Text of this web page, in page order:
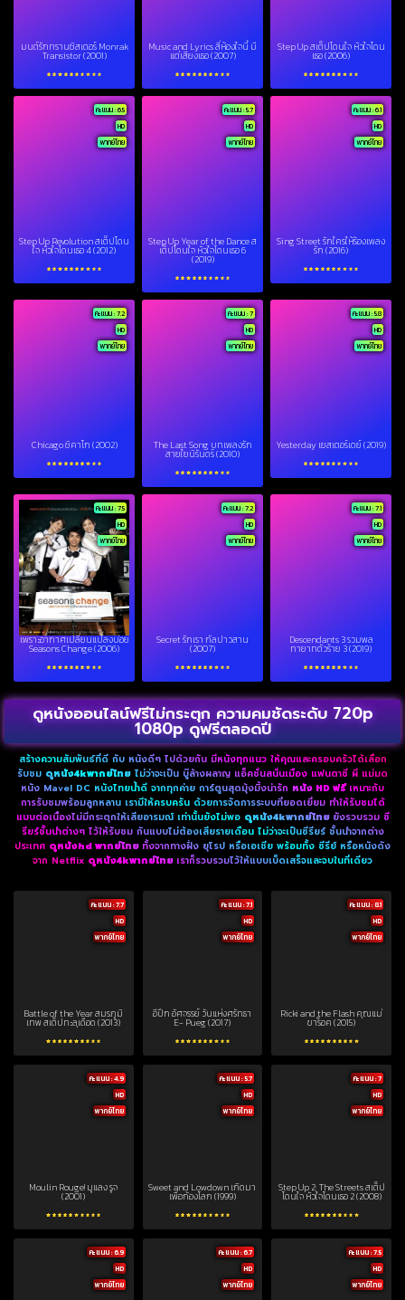
มนต์รักทรานซิสเตอร์ Monrak
Transistor (2001)
Music and Lyrics สี่ห้องใจนี้ มี
แต่เสียงเธอ (2007)
Step Up สเต็ปโดนใจ หัวใจโดน
เธอ (2006)
คะแนน : 6.5
HD
พากย์ไทย
Step Up Revolution สเต็ปโดน
ใจ หัวใจโดนเธอ 4 (2012)
คะแนน : 5.7
HD
พากย์ไทย
Step Up Year of the Dance ส
เต็ปโดนใจ หัวใจโดนเธอ 6
(2019)
คะแนน : 6.1
HD
พากย์ไทย
Sing Street รักใครให้ร้องเพลง
รัก (2016)
คะแนน : 7.2
HD
พากย์ไทย
Chicago ชิคาโก (2002)
คะแนน : 7
HD
พากย์ไทย
The Last Song บทเพลงรัก
สายใยนิรันดร์ (2010)
คะแนน : 5.8
HD
พากย์ไทย
Yesterday เยสเตอร์เดย์ (2019)
คะแนน : 7.5
HD
พากย์ไทย
เพราะอากาศเปลี่ยนแปลงบ่อย
Seasons Change (2006)
คะแนน : 7.2
HD
พากย์ไทย
Secret รักเรา กัลปาวสาน
(2007)
คะแนน : 7.1
HD
พากย์ไทย
Descendants 3 รวมพล
ทายาทตัวร้าย 3 (2019)
ดูหนังออนไลน์ฟรีไม่กระตุก ความคมชัดระดับ 720p
1080p ดูฟรีตลอดปี
สร้างความสัมพันธ์ที่ดี กับ หนังดีๆ ไปด้วยกัน มีหนังทุกแนว ให้คุณและครอบครัวได้เลือก
รับชม ดูหนัง4kพากย์ไทย ไม่ว่าจะเป็น บู๊ล้างผลาญ แอ็คชั่นสนั่นเมือง แฟนตาซี ผี แม่มด
หนัง Mavel DC หนังไทยน้ำดี จากทุกค่าย การ์ตูนสุดมุ้งมิ้งน่ารัก หนัง HD ฟรี เหมาะกับ
การรับชมพร้อมลูกหลาน เรามีให้ครบครัน ด้วยการจัดการระบบที่ยอดเยี่ยม ทำให้รับชมได้
แบบต่อเนื่องไม่มีกระตุกให้เสียอารมณ์ เท่านั้นยังไม่พอ ดูหนัง4kพากย์ไทย ยังรวบรวม ซี
รียร์ชั้นนำต่างๆ ไว้ให้รับชม กันแบบไม่ต้องเสียรายเดือน ไม่ว่าจะเป็นซีรียร์ ชั้นนำจากต่าง
ประเทศ ดูหนังhd พากย์ไทย ทั้งจากทางฝั่ง ยุโรป หรือเอเชีย พร้อมทั้ง ซีรีย์ หรือหนังดัง
จาก Netflix ดูหนัง4kพากย์ไทย เราก็รวบรวมไว้ให้แบบเบ็ดเสร็จและจบในที่เดียว
คะแนน : 7.7
HD
พากย์ไทย
Battle of the Year สมรภูมิ
เทพ สเต็ปทะลุเดือด (2013)
คะแนน : 7.1
HD
พากย์ไทย
อีปึก อัศจรรย์ วันแห่งศรัทธา
E- Pueg (2017)
คะแนน : 8.1
HD
พากย์ไทย
Ricki and the Flash คุณแม่
ขาร็อค (2015)
คะแนน : 4.9
HD
พากย์ไทย
Moulin Rouge! มูแลง รูจ
(2001)
คะแนน : 5.7
HD
พากย์ไทย
Sweet and Lowdown เกิดมา
เพื่อก้องโลก (1999)
คะแนน : 7
HD
พากย์ไทย
Step Up 2: The Streets สเต็ป
โดนใจ หัวใจโดนเธอ 2 (2008)
คะแนน : 6.9
HD
พากย์ไทย
คะแนน : 6.7
HD
พากย์ไทย
คะแนน : 7.5
HD
พากย์ไทย